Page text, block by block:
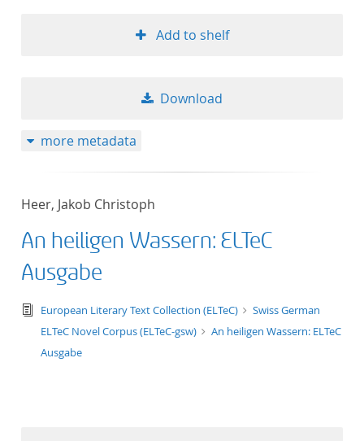
Add to shelf
Download
more metadata
Heer, Jakob Christoph
An heiligen Wassern: ELTeC
Ausgabe
text/tg.edition+tg.aggregation+xml
European Literary Text Collection (ELTeC)
Swiss German
ELTeC Novel Corpus (ELTeC-gsw)
An heiligen Wassern: ELTeC
Ausgabe